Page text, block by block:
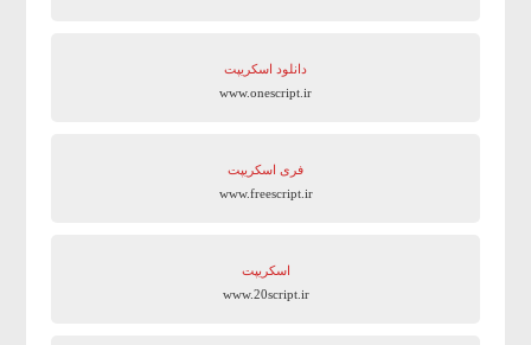
دانلود اسکریپت
www.onescript.ir
فری اسکریپت
www.freescript.ir
اسکریپت
www.20script.ir